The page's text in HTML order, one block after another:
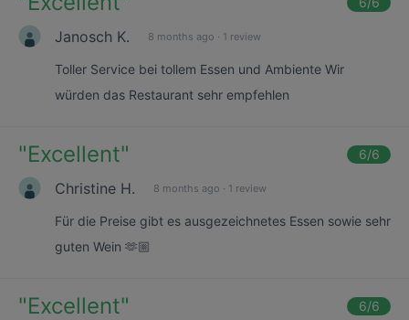
Janosch K. 8 months ago · 1 review
Toller Service bei tollem Essen und Ambiente Wir
würden das Restaurant sehr empfehlen
"Excellent" 6/6
Christine H. 8 months ago · 1 review
Für die Preise gibt es ausgezeichnetes Essen sowie sehr
guten Wein 🫶🏼
"Excellent" 6/6